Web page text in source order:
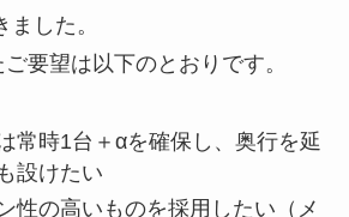
した。
要望は以下のとおりです。
常時1台＋αを確保し、奥行を延
設けたい
性の高いものを採用したい（メ